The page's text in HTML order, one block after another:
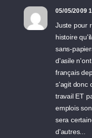
05/05/2009
Juste pour
histoire
sans-
d'asile
français
s'agit donc
travail ET
emplois
sera
d'autres...